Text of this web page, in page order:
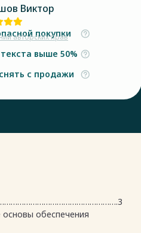
Виктор
авторских прав
покупки
выше 50%
с продажи
основы обеспечения